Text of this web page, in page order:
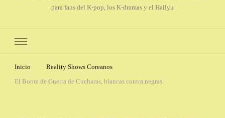
para fans del K-pop, los K-dramas y el Hallyu
Inicio
Reality Shows Coreanos
El Boom de Guerra de Cucharas, blancas contra negras